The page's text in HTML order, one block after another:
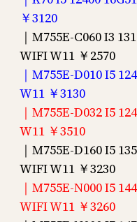
￥3120
｜M755E-C060 I3
WIFI W11 ￥2570
｜M755E-D010 I5
W11 ￥3130
｜M755E-D032 I5
W11 ￥3510
｜M755E-D160 I5
WIFI W11 ￥3230
｜M755E-N000 I5
WIFI W11 ￥3260